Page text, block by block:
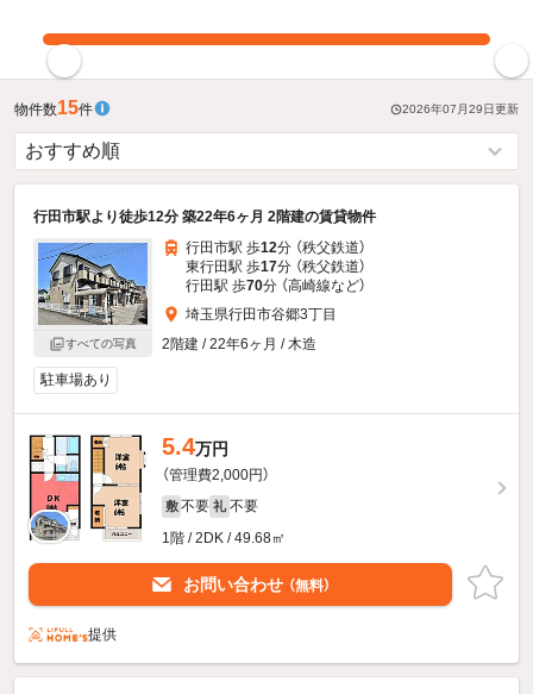
物件数15件 2026年07月29日更新
行田市駅より徒歩12分 築22年6ヶ月 2階建の賃貸物件
すべての写真
行田市駅 歩12分 （秩父鉄道）
東行田駅 歩17分 （秩父鉄道）
行田駅 歩70分 （高崎線など）
埼玉県行田市谷郷3丁目
2階建 / 22年6ヶ月 / 木造
駐車場あり
5.4万円
（管理費2,000円）
敷 不要 礼 不要
1階 / 2DK / 49.68㎡
お問い合わせ （無料）
提供